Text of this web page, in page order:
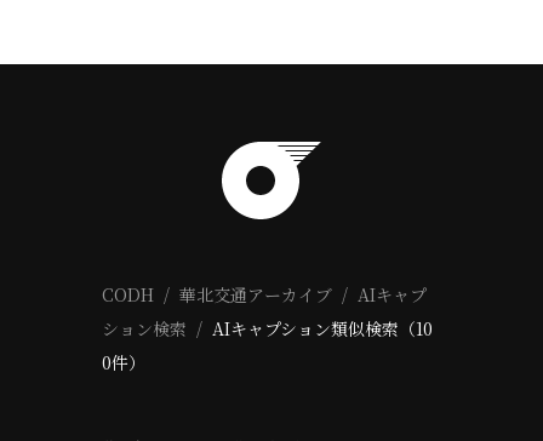
CODH 華北交通アーカイブ
AIキャプ
ション検索
AIキャプション類似検索（10
0件）